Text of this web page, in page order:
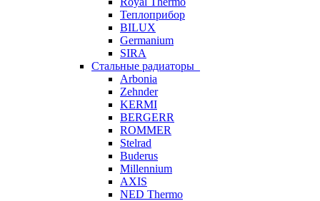
Теплоприбор
BILUX
Germanium
SIRA
Стальные радиаторы
Arbonia
Zehnder
KERMI
BERGERR
ROMMER
Stelrad
Buderus
Millennium
AXIS
NED Thermo